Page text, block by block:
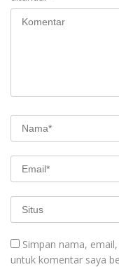
Simpan nama,
untuk komentar saya